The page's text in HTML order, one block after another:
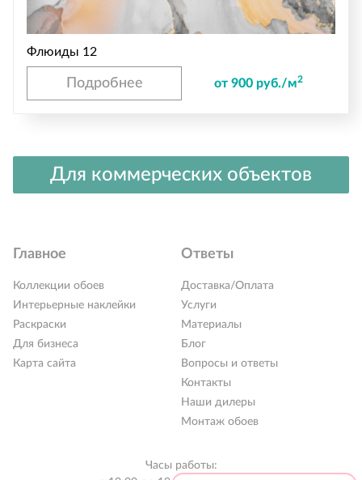
Флюиды 12
Подробнее от 900 руб./м2
Для коммерческих объектов
Главное
Коллекции обоев
Интерьерные наклейки
Раскраски
Для бизнеса
Карта сайта
Ответы
Доставка/Оплата
Услуги
Материалы
Блог
Вопросы и ответы
Контакты
Наши дилеры
Монтаж обоев
Часы работы: